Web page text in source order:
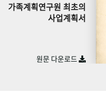
가족계획연구원 최초의
사업계획서
원문 다운로드